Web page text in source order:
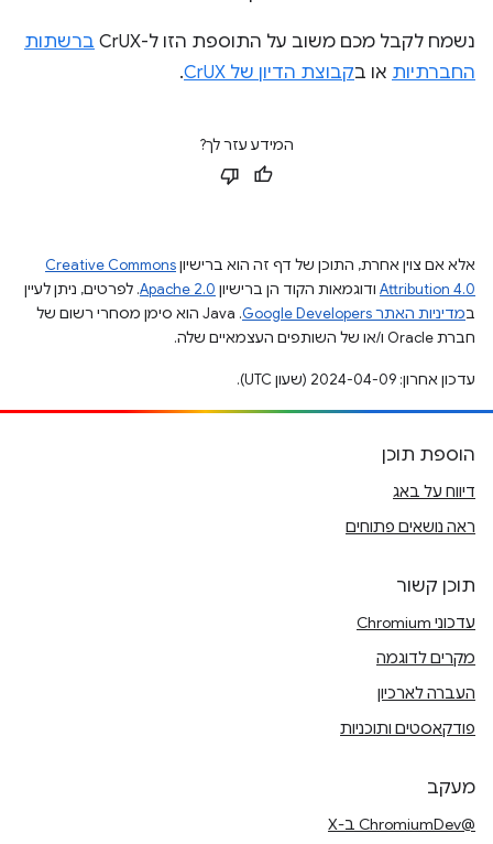
נשמח לקבל מכם משוב על התוספת הזו ל-CrUX
ברשתות
החברתיות או בקבוצת הדיון של CrUX .
המידע עזר לך?
אלא אם צוין אחרת, התוכן של דף זה הוא ברישיוןCreative Commons
Attribution 4.0 ודוגמאות הקוד הן ברישיון Apache 2.0. לפרטים, ניתן לעיין
במדיניות האתר Google Developers‏
.‏ Java הוא סימן מסחרי רשום של
חברת Oracle ו/או של השותפים העצמאיים שלה.
עדכון אחרון: 2024-04-09 (שעון UTC).
הוספת תוכן
דיווח על באג
ראה נושאים פתוחים
תוכן קשור
עדכוני Chromium
מקרים לדוגמה
העברה לארכיון
פודקאסטים ותוכניות
מעקב
@ChromiumDev ב-X